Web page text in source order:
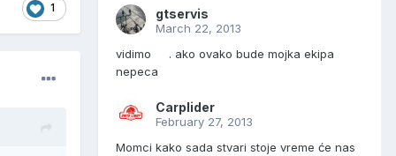
1 gtservis
March 22, 2013
vidimo . ako ovako bude mojka ekipa
nepeca
Carplider
February 27, 2013
Momci kako sada stvari stoje vreme će nas